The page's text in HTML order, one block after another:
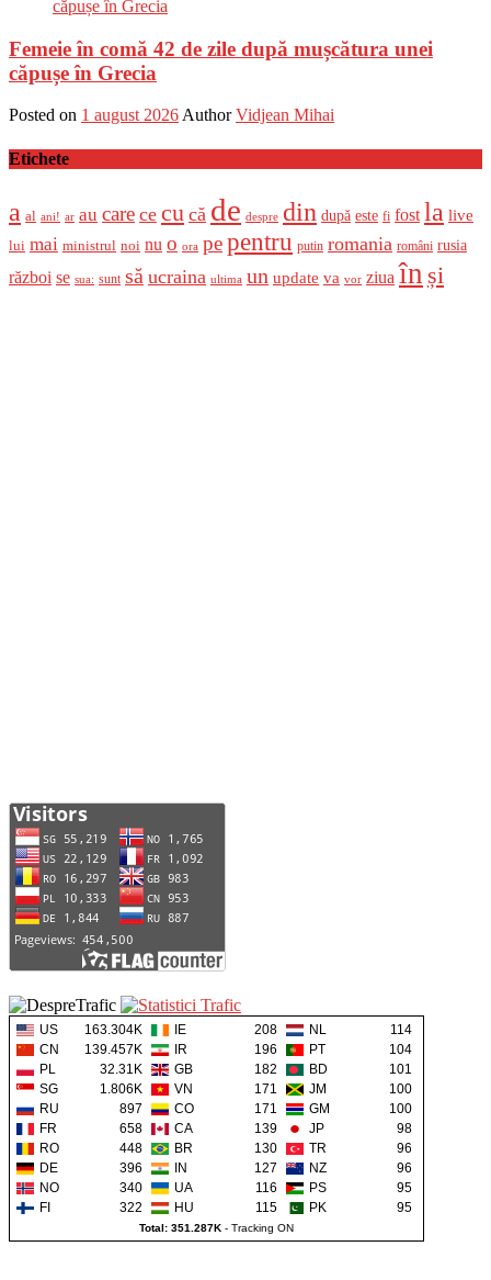
Femeie în comă 42 de zile după mușcătura unei
căpușe în Grecia
Posted on 1 august 2026 Author Vidjean Mihai
Etichete
a al ani! ar au care ce cu că de despre din după este fi fost la live
lui mai ministrul noi nu o ora pepentru putin romania români rusia
război se sua: sunt să ucraina ultima un update va vor ziua în și
US 163.304K IE 208 NL
114
CN
139.457K IR 196 PT
104
PL
32.31K GB 182 BD
101
SG
1.806K VN 171 JM
100
RU
897 CO 171 GM
100
FR
658 CA 139 JP
98
RO
448 BR 130 TR
96
DE
396 IN 127 NZ
96
NO
340 UA 116 PS
95
FI
322 HU 115 PK 95
Total: 351.287K - Tracking ON